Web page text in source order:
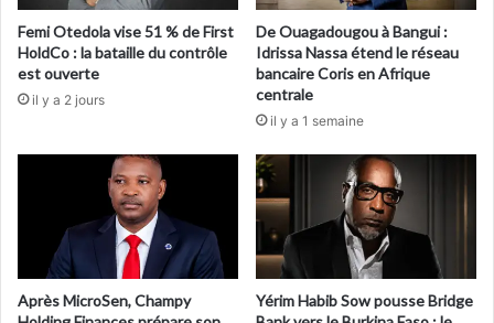
Femi Otedola vise 51 % de First
HoldCo : la bataille du contrôle
est ouverte
il y a 2 jours
De Ouagadougou à Bangui :
Idrissa Nassa étend le réseau
bancaire Coris en Afrique
centrale
il y a 1 semaine
Après MicroSen, Champy
Yérim Habib Sow pousse Bridge